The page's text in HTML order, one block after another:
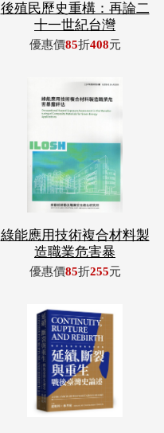
後殖民歷史重構：再論二
十一世紀台灣
優惠價85折408元
綠能應用技術複合材料製
造職業危害暴
優惠價85折255元